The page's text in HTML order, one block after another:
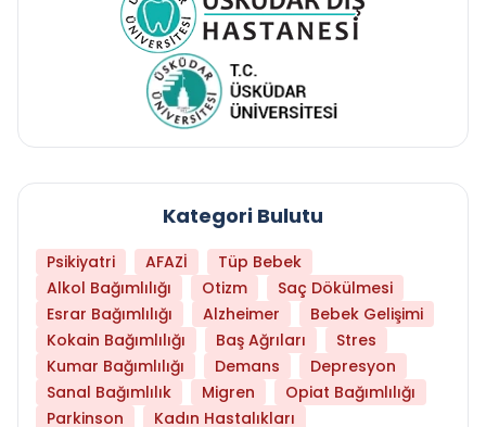
Kategori Bulutu
Psikiyatri AFAZİ
Tüp Bebek
Alkol Bağımlılığı
Otizm
Saç Dökülmesi
Esrar Bağımlılığı
Alzheimer
Bebek Gelişimi
Kokain Bağımlılığı
Baş Ağrıları
Stres
Kumar Bağımlılığı
Demans
Depresyon
Sanal Bağımlılık
Migren
Opiat Bağımlılığı
Parkinson
Kadın Hastalıkları